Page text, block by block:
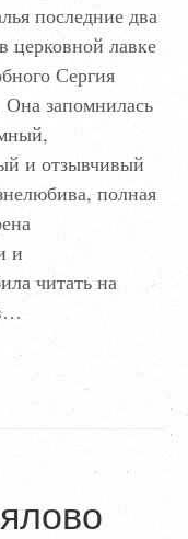
последние два
церковной лавке
Сергия
Она запомнилась
и отзывчивый
полная
и
читать на